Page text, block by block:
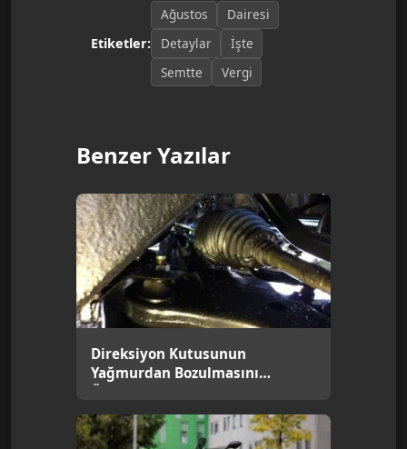
Etiketler:
Ağustos
Dairesi
Detaylar
İşte
Semtte
Vergi
Benzer Yazılar
Direksiyon Kutusunun
Yağmurdan Bozulmasını
Önlemenin Kesin Yolu [2026]